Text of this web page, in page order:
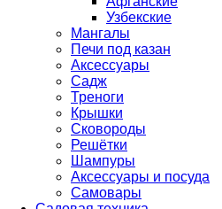
Узбекские
Мангалы
Печи под казан
Аксессуары
Садж
Треноги
Крышки
Сковороды
Решётки
Шампуры
Аксессуары и посуда
Самовары